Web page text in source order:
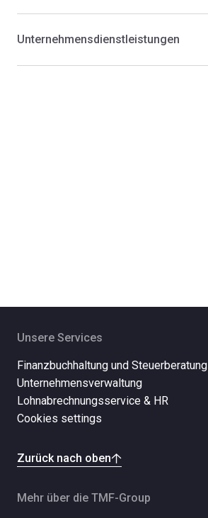
Unternehmensdienstleistungen
Unsere Services
Finanzbuchhaltung und Steuerberatung
Unternehmensverwaltung
Lohnabrechnungsservice & HR
Cookies settings
Zurück nach oben
Mehr über die TMF-Group